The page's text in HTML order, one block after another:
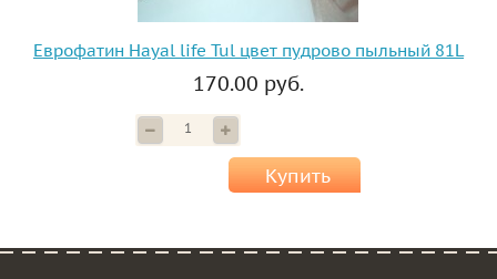
Еврофатин Hayal life Tul цвет пудрово пыльный 81L
170.00 руб.
Купить